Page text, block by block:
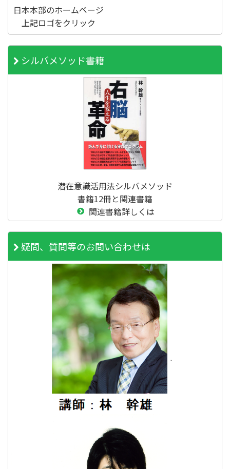
日本本部のホームページ
上記ロゴをクリック
シルバメソッド書籍
潜在意識活用法シルバメソッド
書籍12冊と関連書籍
関連書籍詳しくは
疑問、質問等のお問い合わせは